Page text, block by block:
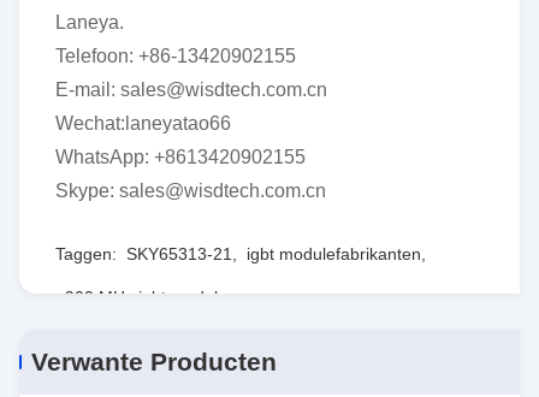
Laneya.
Telefoon: +86-13420902155
E-mail: sales@wisdtech.com.cn
Wechat:laneyatao66
WhatsApp: +8613420902155
Skype: sales@wisdtech.com.cn
Taggen: SKY65313-21 igbt modulefabrikanten
900 MHz igbt module
Verwante Producten